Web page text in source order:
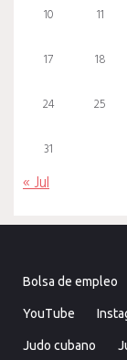
10 11
17 18
24 25
31
« Jul
Bolsa de empleo
YouTube
Judo cubano